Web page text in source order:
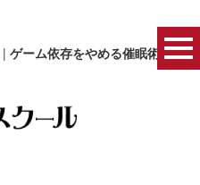
| ゲーム依存をやめる催眠術師の